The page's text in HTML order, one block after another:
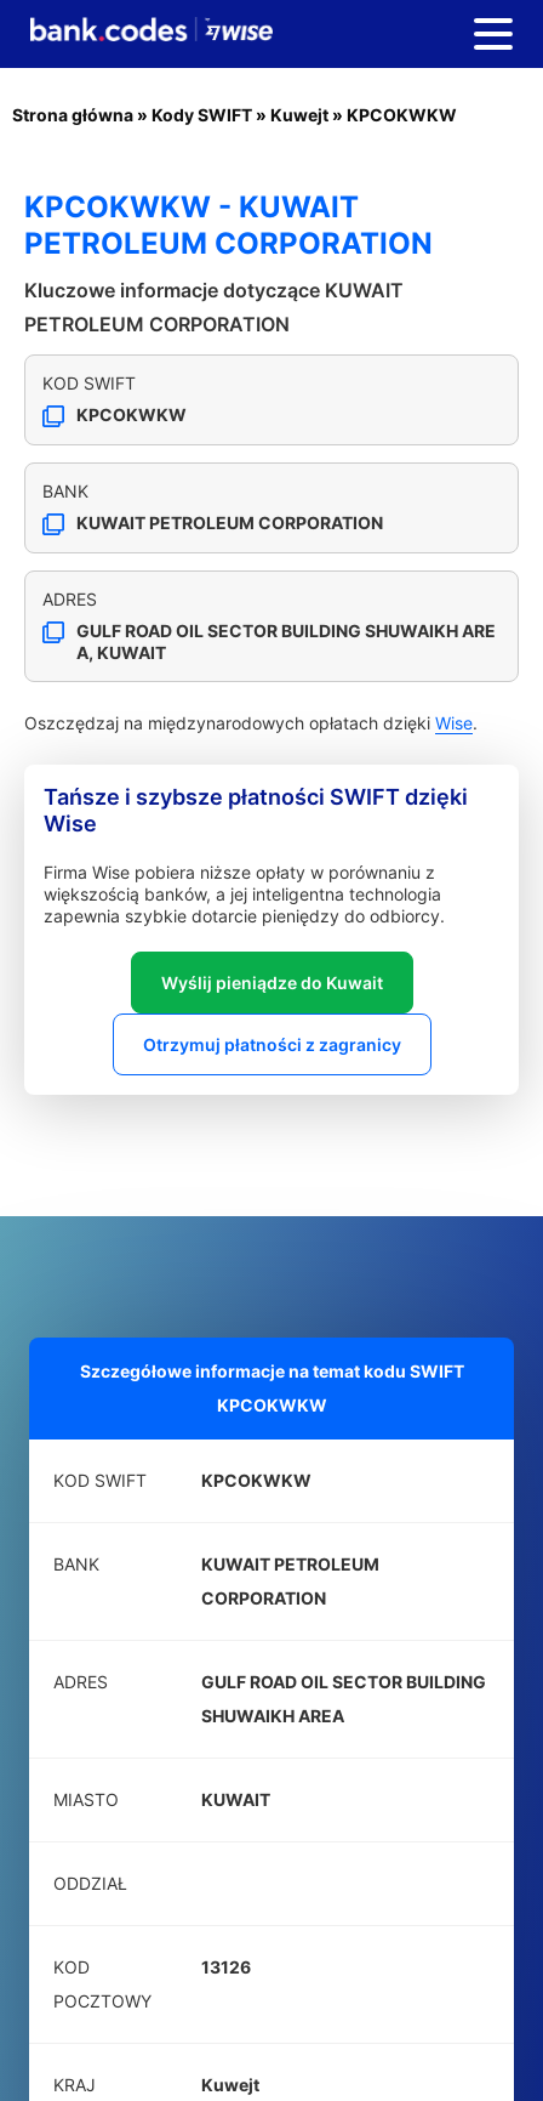
Strona główna » Kody SWIFT » Kuwejt » KPCOKWKW
KPCOKWKW - KUWAIT
PETROLEUM CORPORATION
Kluczowe informacje dotyczące KUWAIT
PETROLEUM CORPORATION
KOD SWIFT
KPCOKWKW
BANK
KUWAIT PETROLEUM CORPORATION
ADRES
GULF ROAD OIL SECTOR BUILDING SHUWAIKH ARE
A, KUWAIT
Oszczędzaj na międzynarodowych opłatach dzięki Wise.
Tańsze i szybsze płatności SWIFT dzięki
Wise
Firma Wise pobiera niższe opłaty w porównaniu z
większością banków, a jej inteligentna technologia
zapewnia szybkie dotarcie pieniędzy do odbiorcy.
Wyślij pieniądze do Kuwait
Otrzymuj płatności z zagranicy
Szczegółowe informacje na temat kodu SWIFT
KPCOKWKW
KOD SWIFT KPCOKWKW
BANK
KUWAIT PETROLEUM
CORPORATION
ADRES
GULF ROAD OIL SECTOR BUILDING
SHUWAIKH AREA
MIASTO KUWAIT
ODDZIAŁ
KOD
POCZTOWY
13126
KRAJ Kuwejt